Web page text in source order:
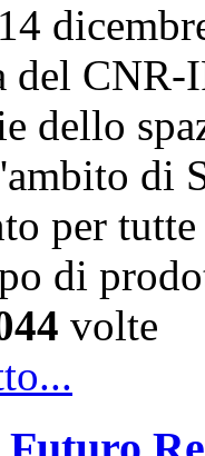
del CNR-
dello
di
per
di
volte